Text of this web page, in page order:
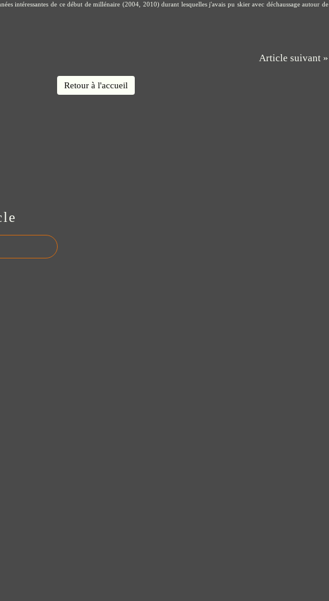
intéressantes de ce début de millénaire (2004, 2010) durant lesquelles j'avais pu skier avec déchaussage autour de
Article suivant »
Retour à l'accueil